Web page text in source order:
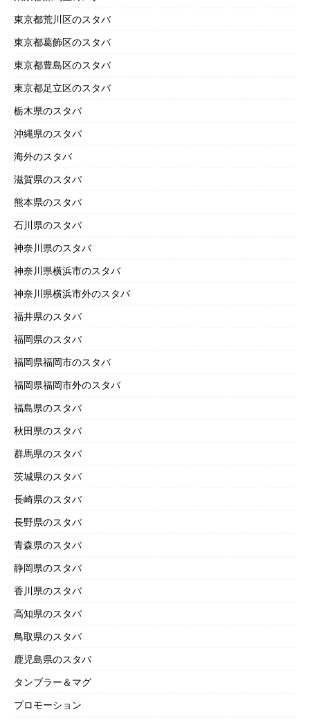
東京都荒川区のスタバ
東京都葛飾区のスタバ
東京都豊島区のスタバ
東京都足立区のスタバ
栃木県のスタバ
沖縄県のスタバ
海外のスタバ
滋賀県のスタバ
熊本県のスタバ
石川県のスタバ
神奈川県のスタバ
神奈川県横浜市のスタバ
神奈川県横浜市外のスタバ
福井県のスタバ
福岡県のスタバ
福岡県福岡市のスタバ
福岡県福岡市外のスタバ
福島県のスタバ
秋田県のスタバ
群馬県のスタバ
茨城県のスタバ
長崎県のスタバ
長野県のスタバ
青森県のスタバ
静岡県のスタバ
香川県のスタバ
高知県のスタバ
鳥取県のスタバ
鹿児島県のスタバ
タンブラー＆マグ
プロモーション